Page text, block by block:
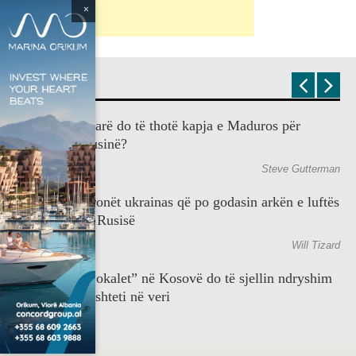
×
OPINION
Çfarë do të thotë kapja e Maduros për
Rusinë?
Steve Gutterman
Dronët ukrainas që po godasin arkën e luftës
së Rusisë
Will Tizard
“Lokalet” në Kosovë do të sjellin ndryshim
pushteti në veri
DW